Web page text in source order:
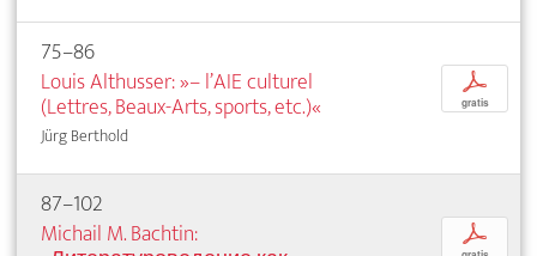
75–86
Louis Althusser: »– l’AIE culturel
(Lettres, Beaux-Arts, sports, etc.)«
Jürg Berthold
p
gratis
87–102
Michail M. Bachtin:
p